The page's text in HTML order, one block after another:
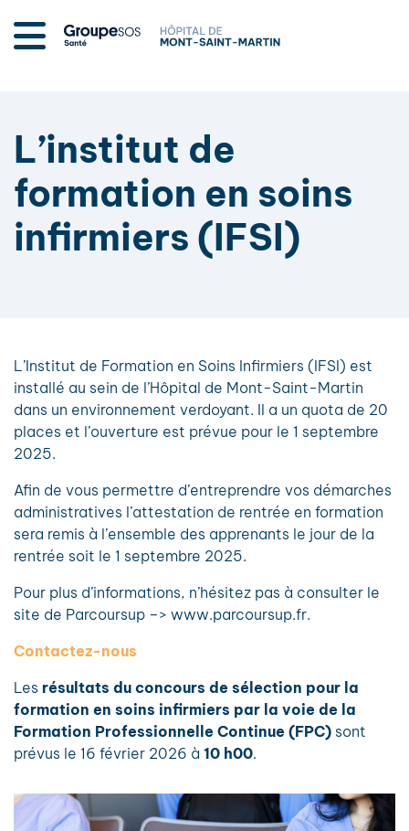
L’institut de
formation en soins
infirmiers (IFSI)
L’Institut de Formation en Soins Infirmiers (IFSI) est
installé au sein de l’Hôpital de Mont-Saint-Martin
dans un environnement verdoyant. Il a un quota de 20
places et l’ouverture est prévue pour le 1 septembre
2025.
Afin de vous permettre d’entreprendre vos démarches
administratives l’attestation de rentrée en formation
sera remis à l’ensemble des apprenants le jour de la
rentrée soit le 1 septembre 2025.
Pour plus d’informations, n’hésitez pas à consulter le
site de Parcoursup –> www.parcoursup.fr.
Contactez-nous
Les résultats du concours de sélection pour la
formation en soins infirmiers par la voie de la
Formation Professionnelle Continue (FPC) sont
prévus le 16 février 2026 à 10 h00.